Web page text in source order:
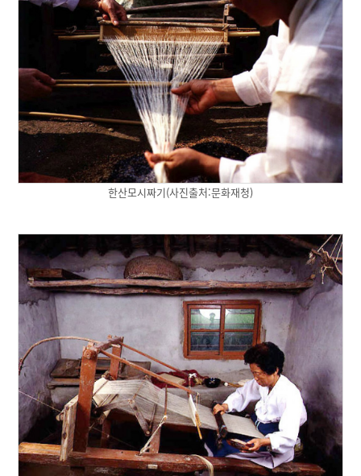
한산모시짜기(사진출처:문화재청)